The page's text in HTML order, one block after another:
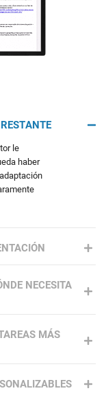
le
haber
NECESITA
MÁS